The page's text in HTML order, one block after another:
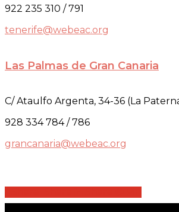
922 235 310 / 791
tenerife@webeac.org
Las Palmas de Gran Canaria
C/ Ataulfo Argenta, 34-36 (La
928 334 784 / 786
grancanaria@webeac.org